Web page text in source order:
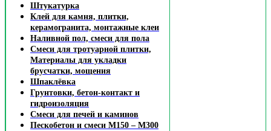
Штукатурка
Клей для камня, плитки,
керамогранита, монтажные клеи
Наливной пол, смеси для пола
Смеси для тротуарной плитки,
Материалы для укладки
брусчатки, мощения
Шпаклёвка
Грунтовки, бетон-контакт и
гидроизоляция
Смеси для печей и каминов
Пескобетон и смеси М150 – М300